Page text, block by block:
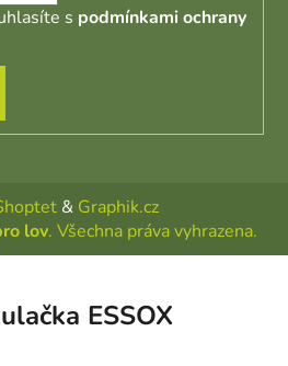
s podmínkami ochrany
& Graphik.cz
lov. Všechna práva vyhrazena.
ESSOX